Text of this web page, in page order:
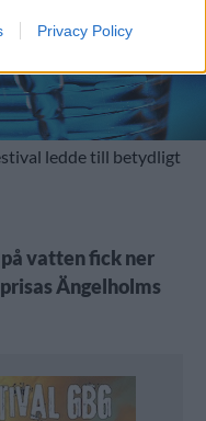
Privacy Policy
ledde till betydligt
vatten fick ner
Ängelholms